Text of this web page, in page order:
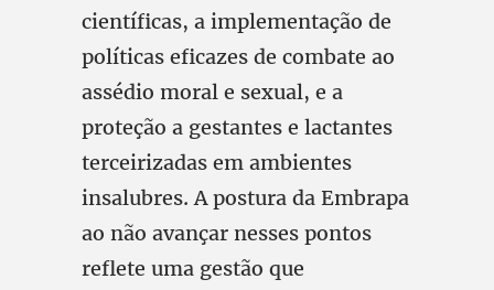
científicas, a implementação de
políticas eficazes de combate ao
assédio moral e sexual, e a
proteção a gestantes e lactantes
terceirizadas em ambientes
insalubres. A postura da Embrapa
ao não avançar nesses pontos
reflete uma gestão que